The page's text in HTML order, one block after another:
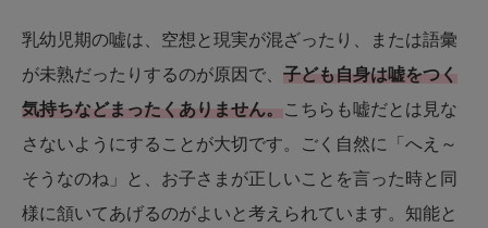
乳幼児期の嘘は、空想と現実が混ざったり、または語彙
が未熟だったりするのが原因で、 子ども自身は嘘をつく
気持ちなどまったくありません。
こちらも嘘だとは見な
さないようにすることが大切です。ごく自然に「へえ～
そうなのね」と、お子さまが正しいことを言った時と同
様に頷いてあげるのがよいと考えられています。知能と